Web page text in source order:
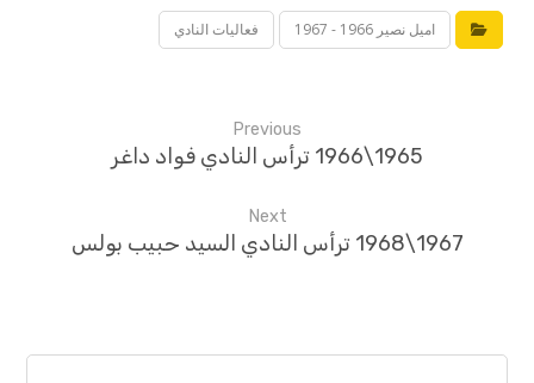
اميل نصير 1966 - 1967 فعاليات النادي
Previous
1965\1966 ترأس النادي فواد داغر
Next
1967\1968 ترأس النادي السيد حبيب بولس